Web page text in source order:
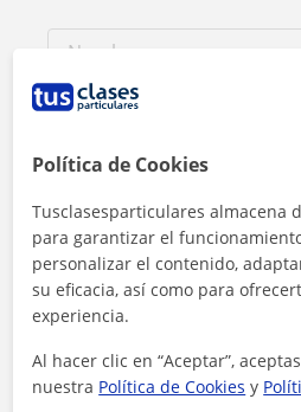
Al hacer clic, aceptas nuestro aviso
Política de Cookies
Tusclasesparticulares almacena
para garantizar el
personalizar el contenido,
su eficacia, así como para
experiencia.
Al hacer clic en “Aceptar”,
nuestra Política de Cookies y